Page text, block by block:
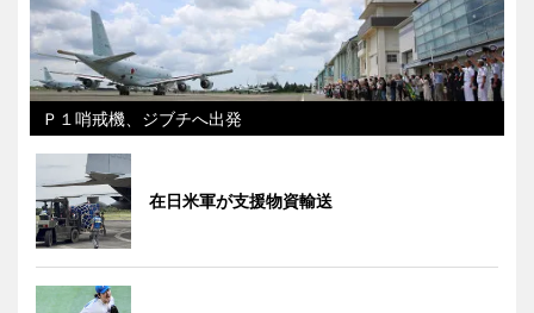
Ｐ１哨戒機、ジブチへ出発
在日米軍が支援物資輸送